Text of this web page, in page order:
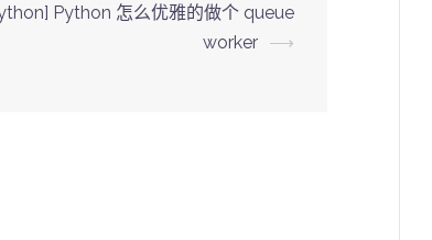
Python 怎么优雅的做个 queue
worker ⟶